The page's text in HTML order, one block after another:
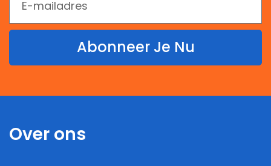
Abonneer Je Nu
Over ons